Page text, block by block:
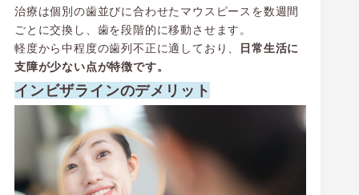
治療は個別の歯並びに合わせたマウスピースを数週間
ごとに交換し、歯を段階的に移動させます。
軽度から中程度の歯列不正に適しており、
日常生活に
支障が少ない点が特徴です。
インビザラインのデメリット